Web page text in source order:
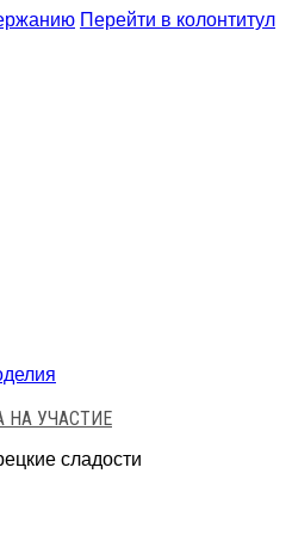
Перейти в колонтитул
НА УЧАСТИЕ
сладости